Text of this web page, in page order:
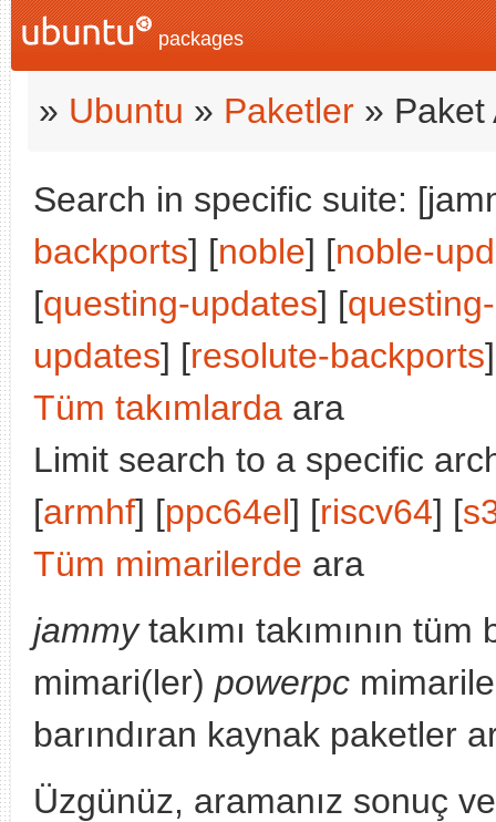
packages
» Ubuntu » Paketler » Paket
Search in specific suite:
backports] [noble] [noble-
[questing-updates] [
updates] [resolute-backports
Tüm takımlarda ara
Limit search to a specific
[armhf] [ppc64el] [riscv64] [
Tüm mimarilerde ara
jammytakımı takımının
mimari(ler) powerpc
barındıran kaynak paketler
Üzgünüz, aramanız sonuç